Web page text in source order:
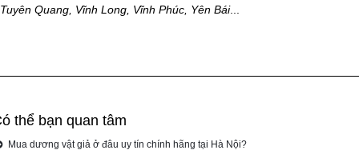
Tuyên Quang, Vĩnh Long, Vĩnh Phúc, Yên Bái...
thể bạn quan tâm
Mua dương vật giả ở đâu uy tín chính hãng tại Hà Nội?